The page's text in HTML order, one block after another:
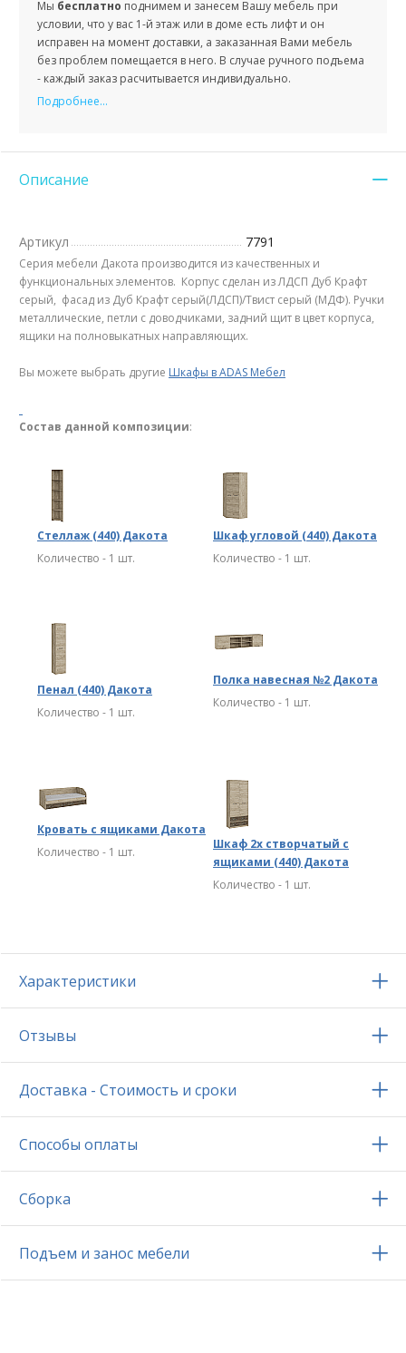
Мы бесплатно поднимем и занесем Вашу мебель при
условии, что у вас 1-й этаж или в доме есть лифт и он
исправен на момент доставки, а заказанная Вами мебель
без проблем помещается в него. В случае ручного подъема
- каждый заказ расчитывается индивидуально.
Подробнее...
Описание
Артикул 7791
Серия мебели Дакота производится из качественных и
функциональных элементов. Корпус сделан из ЛДСП Дуб Крафт
серый, фасад из Дуб Крафт серый(ЛДСП)/Твист серый (МДФ). Ручки
металлические, петли с доводчиками, задний щит в цвет корпуса,
ящики на полновыкатных направляющих.
Вы можете выбрать другие Шкафы в ADAS Мебел
Состав данной композиции:
Стеллаж (440) Дакота
Количество - 1 шт.
Шкаф угловой (440) Дакота
Количество - 1 шт.
Пенал (440) Дакота
Количество - 1 шт.
Полка навесная №2 Дакота
Количество - 1 шт.
Кровать с ящиками Дакота
Количество - 1 шт.
Шкаф 2х створчатый с
ящиками (440) Дакота
Количество - 1 шт.
Характеристики
Отзывы
Доставка - Стоимость и сроки
Способы оплаты
Сборка
Подъем и занос мебели